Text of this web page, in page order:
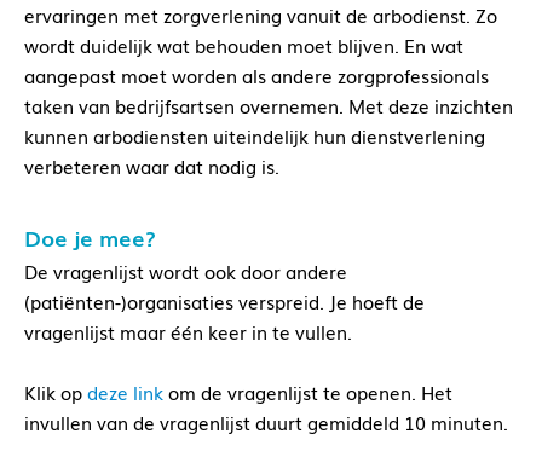
ervaringen met zorgverlening vanuit de arbodienst. Zo
wordt duidelijk wat behouden moet blijven. En wat
aangepast moet worden als andere zorgprofessionals
taken van bedrijfsartsen overnemen. Met deze inzichten
kunnen arbodiensten uiteindelijk hun dienstverlening
verbeteren waar dat nodig is.
Doe je mee?
De vragenlijst wordt ook door andere
(patiënten-)organisaties verspreid. Je hoeft de
vragenlijst maar één keer in te vullen.
Klik opdeze linkom de vragenlijst te openen. Het
invullen van de vragenlijst duurt gemiddeld 10 minuten.